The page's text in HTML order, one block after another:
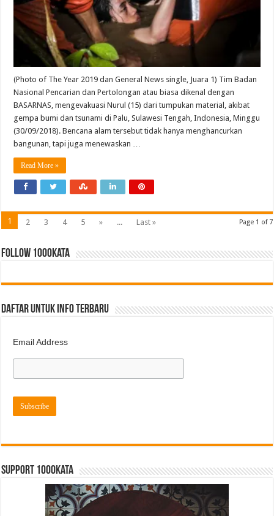
(Photo of The Year 2019 dan General News single, Juara 1) Tim Badan
Nasional Pencarian dan Pertolongan atau biasa dikenal dengan
BASARNAS, mengevakuasi Nurul (15) dari tumpukan material, akibat
gempa bumi dan tsunami di Palu, Sulawesi Tengah, Indonesia, Minggu
(30/09/2018). Bencana alam tersebut tidak hanya menghancurkan
bangunan, tapi juga menewaskan …
Read More »
Page 1 of 7
1 2 3 4 5 » ... Last »
FOLLOW 1000kata
DAFTAR UNTUK INFO TERBARU
Email Address
Support 1000kata